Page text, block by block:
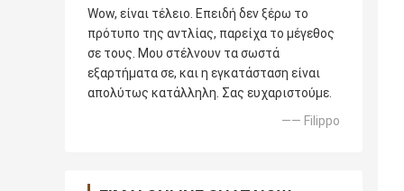
Wow, είναι τέλειο. Επειδή δεν ξέρω το
πρότυπο της αντλίας, παρείχα το μέγεθος
σε τους. Μου στέλνουν τα σωστά
εξαρτήματα σε, και η εγκατάσταση είναι
απολύτως κατάλληλη. Σας ευχαριστούμε.
—— Filippo